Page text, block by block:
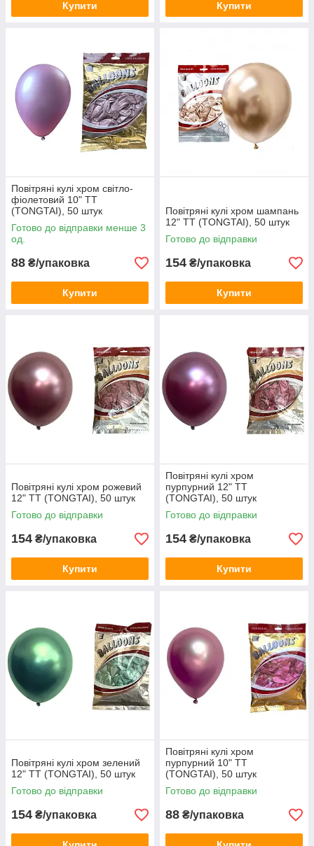
Купити Купити
Повітряні кулі хром світло-
фіолетовий 10" TT
(TONGTAI), 50 штук
Готово до відправки менше 3
од.
88 ₴/упаковка
Купити
Повітряні кулі хром шампань
12" TT (TONGTAI), 50 штук
Готово до відправки
154 ₴/упаковка
Купити
Повітряні кулі хром рожевий
12" TT (TONGTAI), 50 штук
Готово до відправки
154 ₴/упаковка
Купити
Повітряні кулі хром
пурпурний 12" TT
(TONGTAI), 50 штук
Готово до відправки
154 ₴/упаковка
Купити
Повітряні кулі хром зелений
12" TT (TONGTAI), 50 штук
Готово до відправки
154 ₴/упаковка
Повітряні кулі хром
пурпурний 10" TT
(TONGTAI), 50 штук
Готово до відправки
88 ₴/упаковка